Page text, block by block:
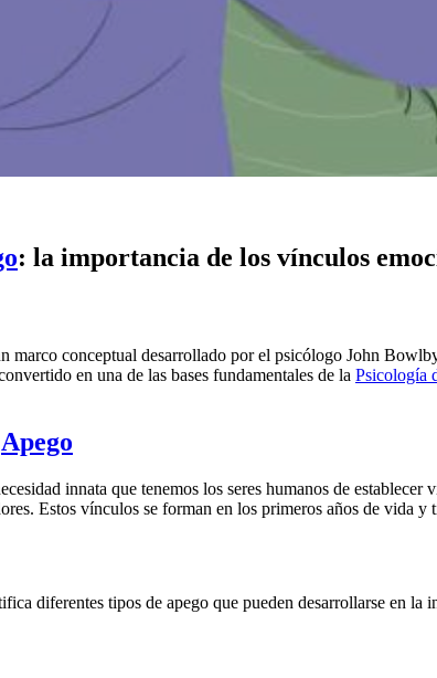
: la importancia de los vínculos
marco conceptual desarrollado por el psicólogo John
en una de las bases fundamentales de la Psicología
Apego
innata que tenemos los seres humanos de
Estos vínculos se forman en los primeros años de vida
diferentes tipos de apego que pueden desarrollarse en